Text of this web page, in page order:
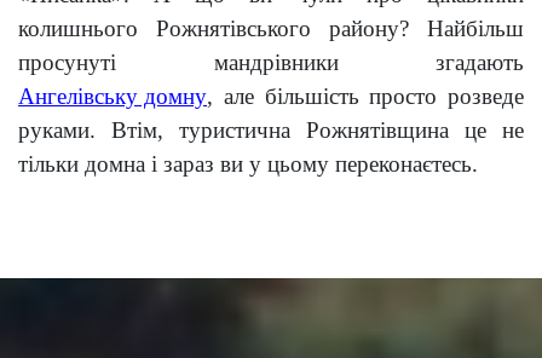
колишнього Рожнятівського району? Найбільш
просунуті мандрівники згадають
Ангелівську домну, але більшість просто розведе
руками. Втім, туристична Рожнятівщина це не
тільки домна і зараз ви у цьому переконаєтесь.